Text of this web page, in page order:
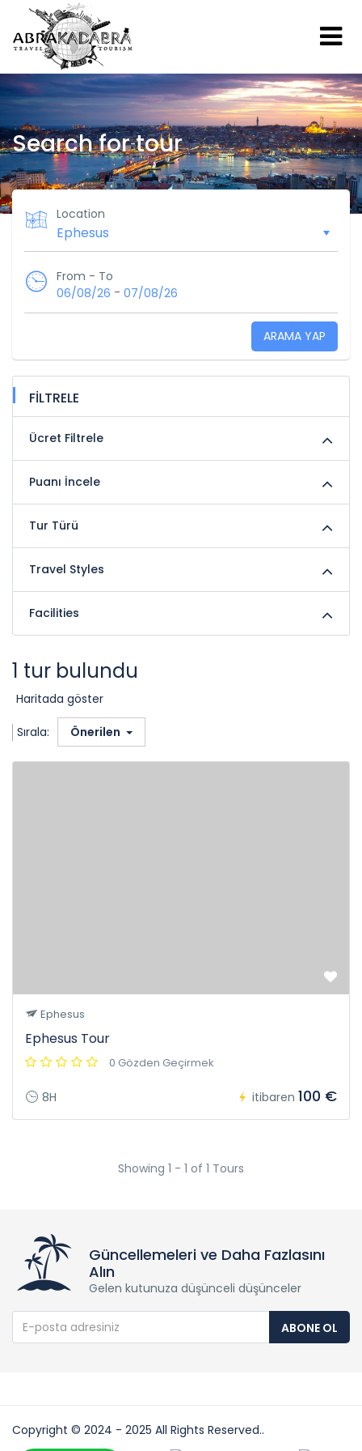
Search for tour
Location
From - To
06/08/26 - 07/08/26
ARAMA YAP
FİLTRELE
Ücret Filtrele
Puanı İncele
Tur Türü
Travel Styles
Facilities
1 tur bulundu
Haritada göster
Sırala: Önerilen
Ephesus
Ephesus Tour
0 Gözden Geçirmek
8H itibaren 100 €
Showing 1 - 1 of 1 Tours
Güncellemeleri ve Daha Fazlasını
Alın
Gelen kutunuza düşünceli düşünceler
ABONE OL
Copyright © 2024 - 2025 All Rights Reserved..